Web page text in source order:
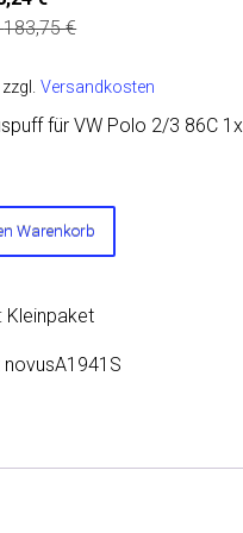
183,75€
zzgl.Versandkosten
für VW Polo 2/3 86C
Warenkorb
Kleinpaket
novusA1941S